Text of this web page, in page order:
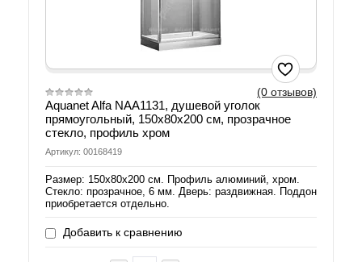
(0 отзывов)
Aquanet Alfa NAA1131, душевой уголок
прямоугольный, 150х80х200 см, прозрачное
стекло, профиль хром
Артикул: 00168419
Размер: 150х80х200 см. Профиль алюминий, хром.
Стекло: прозрачное, 6 мм. Дверь: раздвижная. Поддон
приобретается отдельно.
Добавить к сравнению